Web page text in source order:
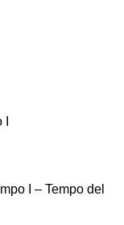
I – Tempo del